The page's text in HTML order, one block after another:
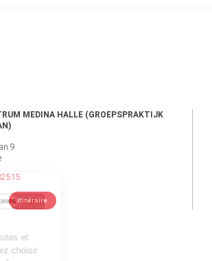
MEDINA HALLE (GROEPSPRAKTIJK
9
Itinéraire